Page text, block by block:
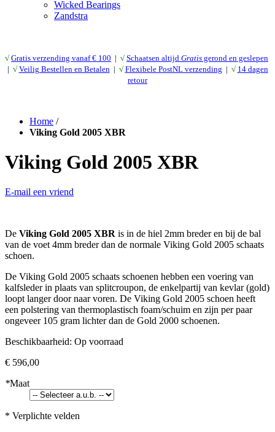
Wicked Bearings
Zandstra
√ Gratis verzending vanaf € 100 | √ Schaatsen altijd Gratis gerond en geslepen
| √ Veilig Bestellen en Betalen | √ Flexibele PostNL verzending | √ 14 dagen
retour
Home /
Viking Gold 2005 XBR
Viking Gold 2005 XBR
E-mail een vriend
De Viking Gold 2005 XBR is in de hiel 2mm breder en bij de bal
van de voet 4mm breder dan de normale Viking Gold 2005 schaats
schoen.
De Viking Gold 2005 schaats schoenen hebben een voering van
kalfsleder in plaats van splitcroupon, de enkelpartij van kevlar (gold)
loopt langer door naar voren. De Viking Gold 2005 schoen heeft
een polstering van thermoplastisch foam/schuim en zijn per paar
ongeveer 105 gram lichter dan de Gold 2000 schoenen.
Beschikbaarheid: Op voorraad
€ 596,00
*Maat
* Verplichte velden